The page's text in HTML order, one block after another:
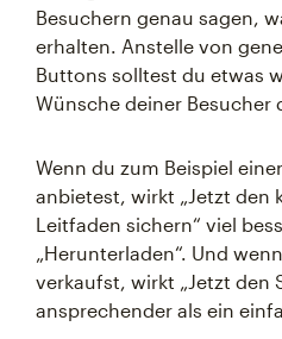
Besuchern genau sagen,
erhalten. Anstelle von
Buttons solltest du etwas
Wünsche deiner Besucher
Wenn du zum Beispiel
anbietest, wirkt „Jetzt den
Leitfaden sichern“ viel
„Herunterladen“. Und
verkaufst, wirkt „Jetzt den
ansprechender als ein